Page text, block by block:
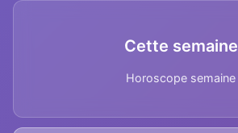
Cette semaine
Horoscope semaine